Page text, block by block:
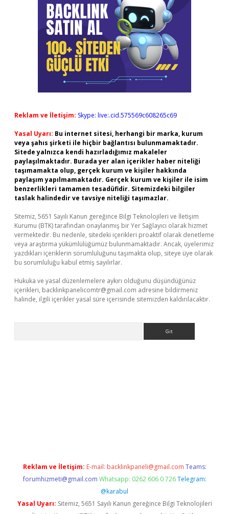
Reklam ve İletişim: Skype: live:.cid.575569c608265c69
Yasal Uyarı: Bu internet sitesi, herhangi bir marka, kurum
veya şahıs şirketi ile hiçbir bağlantısı bulunmamaktadır.
Sitede yalnızca kendi hazırladığımız makaleler
paylaşılmaktadır. Burada yer alan içerikler haber niteliği
taşımamakta olup, gerçek kurum ve kişiler hakkında
paylaşım yapılmamaktadır. Gerçek kurum ve kişiler ile isim
benzerlikleri tamamen tesadüfidir. Sitemizdeki bilgiler
taslak halindedir ve tavsiye niteliği taşımazlar.
Sitemiz, 5651 Sayılı Kanun gereğince Bilgi Teknolojileri ve İletişim
Kurumu (BTK) tarafından onaylanmış bir Yer Sağlayıcı olarak hizmet
vermektedir. Bu nedenle, sitedeki içerikleri proaktif olarak denetleme
veya araştırma yükümlülüğümüz bulunmamaktadır. Ancak, üyelerimiz
yazdıkları içeriklerin sorumluluğunu taşımakta olup, siteye üye olarak
bu sorumluluğu kabul etmiş sayılırlar.
Hukuka ve yasal düzenlemelere aykırı olduğunu düşündüğünüz
içerikleri, backlinkpanelicomtr@gmail.com adresine bildirmeniz
halinde, ilgili içerikler yasal süre içerisinde sitemizden kaldırılacaktır.
Reklam ve İletişim: E-mail: backlinkpaneli@gmail.com Teams:
forumhizmeti@gmail.com Whatsapp: 0262 606 0 726 Telegram:
@karabul
Yasal Uyarı: Sitemiz, 5651 Sayılı Kanun gereğince Bilgi Teknolojileri